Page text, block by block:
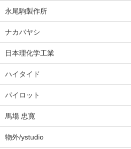
永尾駒製作所
ナカバヤシ
日本理化学工業
ハイタイド
パイロット
馬場 忠寛
物外/ystudio